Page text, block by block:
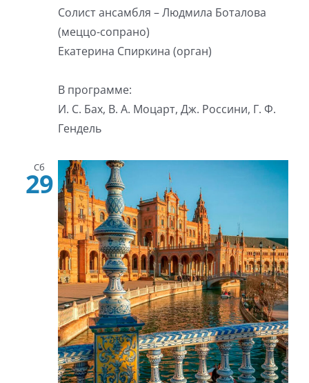
Солист ансамбля – Людмила Боталова
(меццо-сопрано)
Екатерина Спиркина (орган)
В программе:
И. С. Бах, В. А. Моцарт, Дж. Россини, Г. Ф.
Гендель
Сб
29